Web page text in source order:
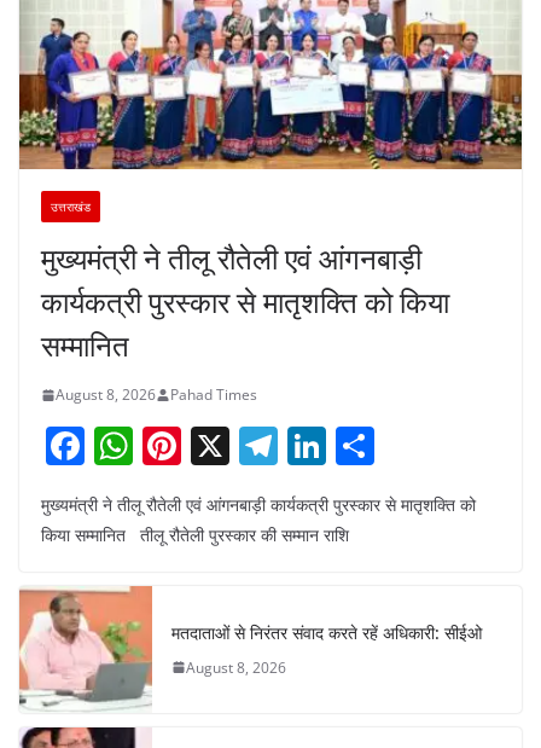
उत्तराखंड
मुख्यमंत्री ने तीलू रौतेली एवं आंगनबाड़ी
कार्यकत्री पुरस्कार से मातृशक्ति को किया
सम्मानित
August 8, 2026 Pahad Times
F
a
c
b
o
o
k
W
h
at
A
p
p
Pi
nt
er
X T
el
e
m
Li
n
k
n
h
ar
मुख्यमंत्री ने तीलू रौतेली एवं आंगनबाड़ी कार्यकत्री पुरस्कार से मातृशक्ति को
किया सम्मानित तीलू रौतेली पुरस्कार की सम्मान राशि
मतदाताओं से निरंतर संवाद करते रहें अधिकारी: सीईओ
August 8, 2026